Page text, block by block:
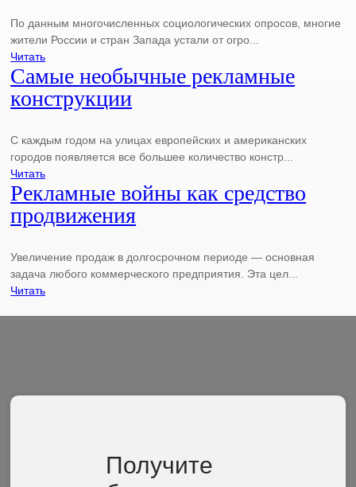
По данным многочисленных социологических опросов, многие
жители России и стран Запада устали от огро...
Читать
Самые необычные рекламные
конструкции
С каждым годом на улицах европейских и американских
городов появляется все большее количество констр...
Читать
Рекламные войны как средство
продвижения
Увеличение продаж в долгосрочном периоде — основная
задача любого коммерческого предприятия. Эта цел...
Читать
Получите